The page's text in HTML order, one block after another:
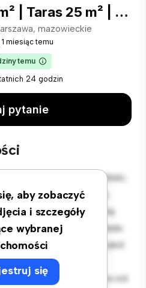
Penthouse | 180 m² | Taras 25 m² | 4 sypialnie
mazowieckie
1 miesiąc temu
temu
24 godzin
pytanie
aby zobaczyć
i szczegóły
wybranej
się
oazie w Wilanów Niski,
Ten nowoczesny
oferuje stylową i przytulną
Otwarta koncepcja układu
a elegancka kuchnia jest
sprzęt. Dzięki
zaledwie kilka kroków od